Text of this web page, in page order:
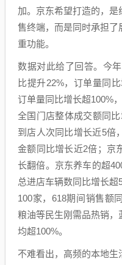
加。京东希望打造的，
售终端，而是同时承担
重功能。
数据对此给了回答。今
比提升22%，订单量同
订单量同比增长超100%
全国门店整体成交额同
到店人次同比增长近5倍
金额同比增长近2倍；京
长翻倍。京东养车的超
总进店车辆数同比增长
100家，618期间销售额
粮油等民生刚需品热销
均超100%。
不难看出，高频的本地